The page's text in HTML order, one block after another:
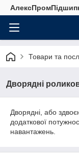
Товари та
Дворядні
Дворядні, або
додаткової
навантажень.